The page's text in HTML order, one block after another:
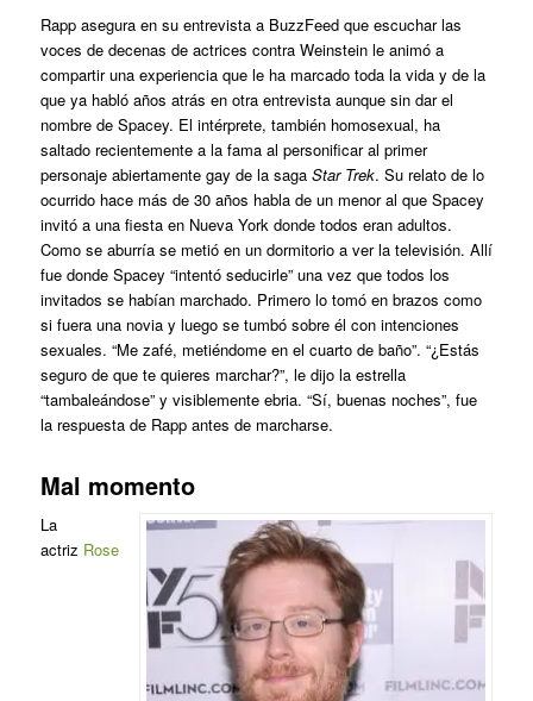
Rapp asegura en su entrevista a BuzzFeed que escuchar las
voces de decenas de actrices contra Weinstein le animó a
compartir una experiencia que le ha marcado toda la vida y de la
que ya habló años atrás en otra entrevista aunque sin dar el
nombre de Spacey. El intérprete, también homosexual, ha
saltado recientemente a la fama al personificar al primer
personaje abiertamente gay de la saga Star Trek. Su relato de lo
ocurrido hace más de 30 años habla de un menor al que Spacey
invitó a una fiesta en Nueva York donde todos eran adultos.
Como se aburría se metió en un dormitorio a ver la televisión. Allí
fue donde Spacey “intentó seducirle” una vez que todos los
invitados se habían marchado. Primero lo tomó en brazos como
si fuera una novia y luego se tumbó sobre él con intenciones
sexuales. “Me zafé, metiéndome en el cuarto de baño”. “¿Estás
seguro de que te quieres marchar?”, le dijo la estrella
“tambaleándose” y visiblemente ebria. “Sí, buenas noches”, fue
la respuesta de Rapp antes de marcharse.
Mal momento
La
actriz Rose